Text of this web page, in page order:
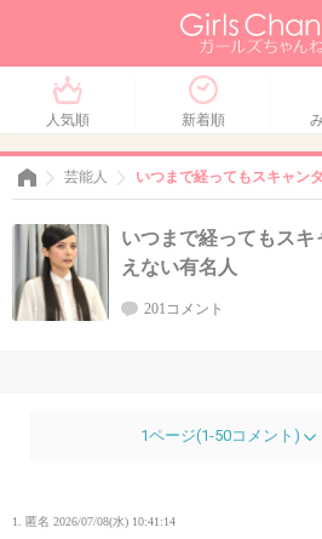
人気順 新着順
芸能人 いつまで経ってもスキャン
いつまで経ってもス
えない有名人
201コメント
1ページ(1-50コメント)
1. 匿名 2026/07/08(水) 10:41:14